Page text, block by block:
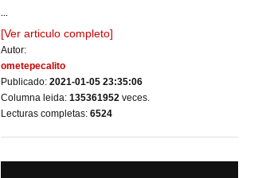
...
[Ver articulo completo]
Autor:
ometepecalito
Publicado: 2021-01-05 23:35:06
Columna leida: 135361952 veces.
Lecturas completas: 6524